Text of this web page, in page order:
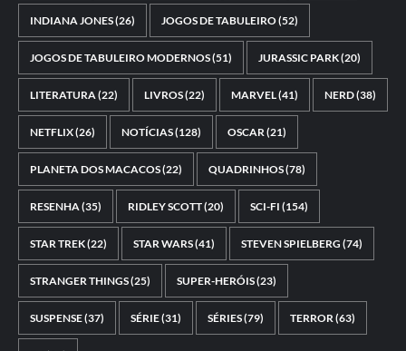
INDIANA JONES(26) JOGOS DE TABULEIRO(52)
JOGOS DE TABULEIRO MODERNOS(51) JURASSIC PARK(20)
LITERATURA(22) LIVROS(22) MARVEL(41) NERD(38)
NETFLIX(26) NOTÍCIAS(128) OSCAR(21)
PLANETA DOS MACACOS(22) QUADRINHOS(78)
RESENHA(35) RIDLEY SCOTT(20) SCI-FI (154)
STAR TREK(22) STAR WARS(41) STEVEN SPIELBERG (74)
STRANGER THINGS(25) SUPER-HERÓIS(23)
SUSPENSE(37) SÉRIE(31) SÉRIES(79) TERROR(63)